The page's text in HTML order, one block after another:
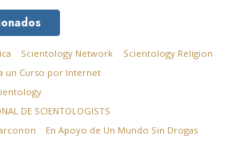
Scientology Network
Scientology Religion
un Curso por Internet
DE SCIENTOLOGISTS
En Apoyo de Un Mundo Sin Drogas